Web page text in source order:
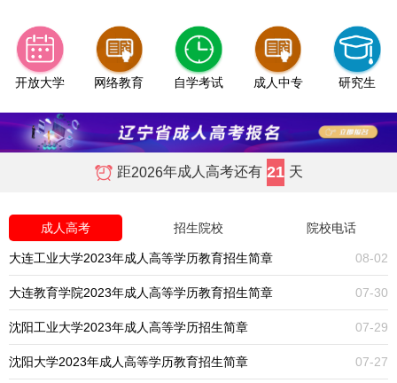
开放大学 网络教育 自学考试 成人中专 研究生
距2026年成人高考还有 21 天
成人高考 招生院校 院校电话
08-02
大连工业大学2023年成人高等学历教育招生简章
07-30
大连教育学院2023年成人高等学历教育招生简章
07-29
沈阳工业大学2023年成人高等学历招生简章
07-27
沈阳大学2023年成人高等学历教育招生简章